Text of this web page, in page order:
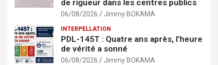
de rigueur dans les centres publics
06/08/2026 Jimmy BOKAMA
INTERPELLATION
PDL-145T : Quatre ans après, l’heure
de vérité a sonné
06/08/2026 Jimmy BOKAMA